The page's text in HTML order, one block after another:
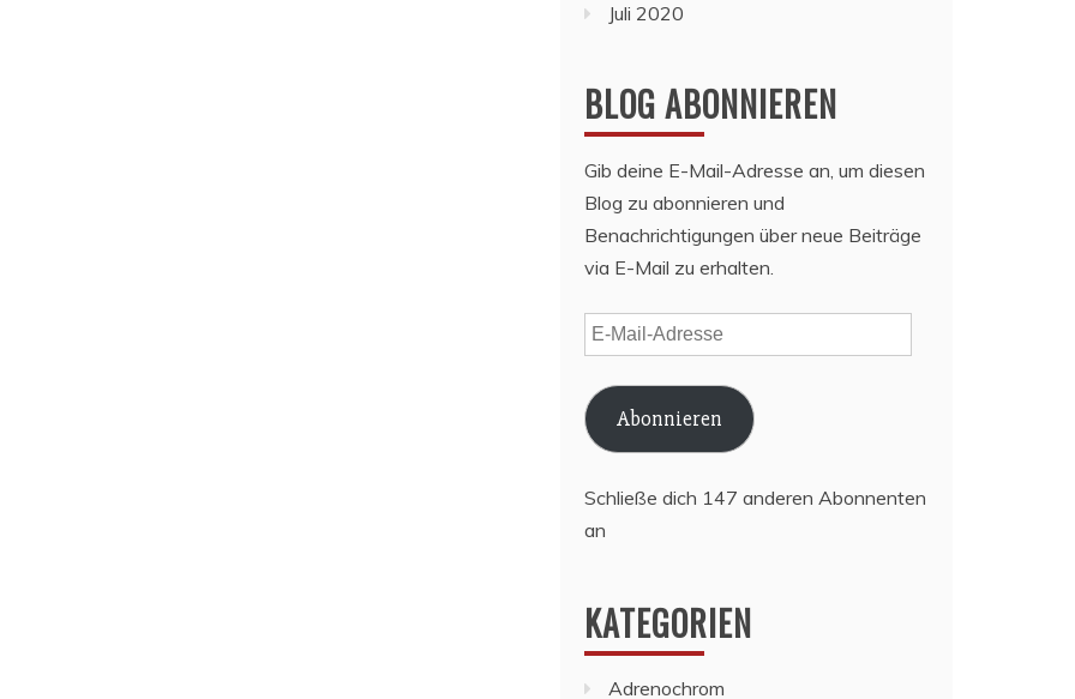
Juli 2020
BLOG ABONNIEREN
Gib deine E-Mail-Adresse an, um diesen
Blog zu abonnieren und
Benachrichtigungen über neue Beiträge
via E-Mail zu erhalten.
E-
Mail-
Adresse
Abonnieren
Schließe dich 147 anderen Abonnenten
an
KATEGORIEN
Adrenochrom